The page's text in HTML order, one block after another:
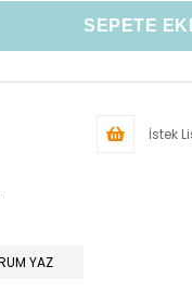
İstek
YAZ